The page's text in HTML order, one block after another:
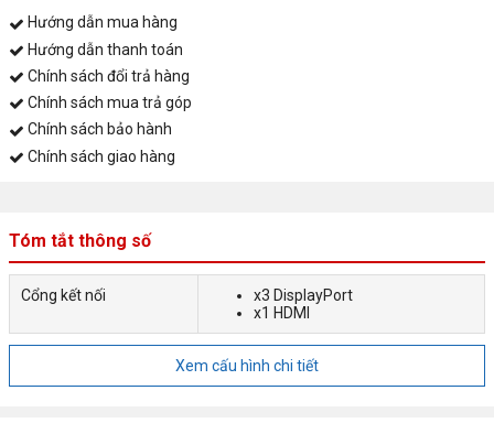
Nguồn đề xuất: 750W
Nguồn phụ 16 pin
Kích thước: L=300 W=130 H=57.6 mm
❊ Hỗ trợ Download Driver
Hướng dẫn mua hàng
Hướng dẫn thanh toán
Chính sách đổi trả hàng
Chính sách mua trả góp
Chính sách bảo hành
Chính sách giao hàng
Tóm tắt thông số
Cổng kết nối
x3 DisplayPort
x1 HDMI
Xem cấu hình chi tiết